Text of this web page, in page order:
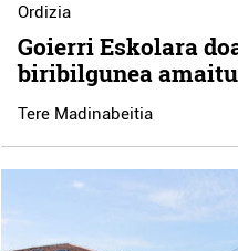
Ordizia
Goierri Eskolara
biribilgunea
Tere Madinabeitia